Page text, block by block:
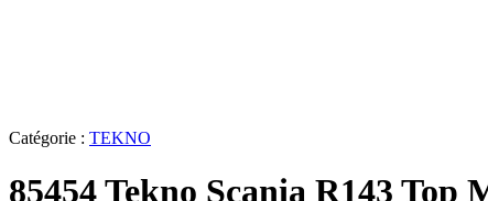
Catégorie : TEKNO
85454 Tekno Scania R143 Top